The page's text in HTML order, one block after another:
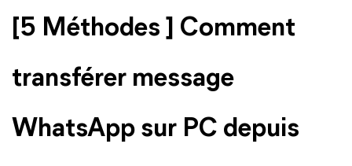
[5 Méthodes ] Comment
transférer message
WhatsApp sur PC depuis